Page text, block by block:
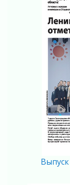
02 августа 2026
В
воробушка»
02 августа 2026
Юхла,
Лето
01 августа 2026
В
летию
01 августа 2026
Лето без
Болезнь